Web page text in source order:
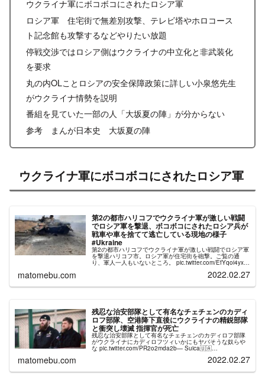
ウクライナ軍にボコボコにされたロシア軍
ロシア軍 住宅街で無差別攻撃、テレビ塔やホロコース
ト記念館も攻撃するなどやりたい放題
停戦交渉ではロシア側はウクライナの中立化と非武装化
を要求
丸の内OLことロシアの安全保障政策に詳しい小泉悠先生
がウクライナ情勢を説明
番組を見ていた一部の人「大坂夏の陣」が分からない
参考 まんが日本史 大坂夏の陣
ウクライナ軍にボコボコにされたロシア軍
第2の都市ハリコフでウクライナ軍が激しい戦闘
でロシア軍を撃退、ボコボコにされたロシア兵が
戦車や車を捨てて逃亡している現地の様子
#Ukraine
第2の都市ハリコフでウクライナ軍が激しい戦闘でロシア軍
を撃退ハリコフ市。ロシア軍が住宅街を砲撃。ご覧の通
り、軍人一人もいないところ。 pic.twitter.com/EfYqoi4yxn
matomebu.com 2022.02.27
残忍な治安部隊として有名なチェチェンのカディ
ロフ部隊、空港降下直後にウクライナの精鋭部隊
と衝突し壊滅 指揮官が死亡
残忍な治安部隊として有名なチェチェンのカディロフ部隊
がウクライナにカディロフツィいかにもヤバそうな奴らや
な pic.twitter.com/PR2o2mda2b— Suica🇺🇦
(@3lbz8i1KzWsxjV1) February 26...
matomebu.com 2022.02.27